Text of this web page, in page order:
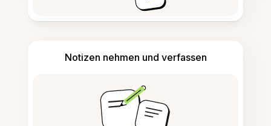
Notizen nehmen und verfassen